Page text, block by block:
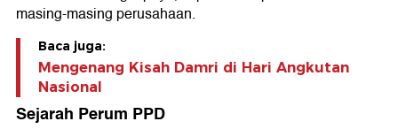
masing-masing perusahaan.
Baca juga:
Mengenang Kisah Damri di Hari Angkutan
Nasional
Sejarah Perum PPD